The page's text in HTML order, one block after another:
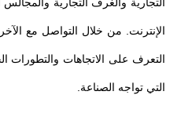
الإنترنت. من خلال التواصل مع
التعرف على الاتجاهات والتطورات
التي تواجه الصناعة.